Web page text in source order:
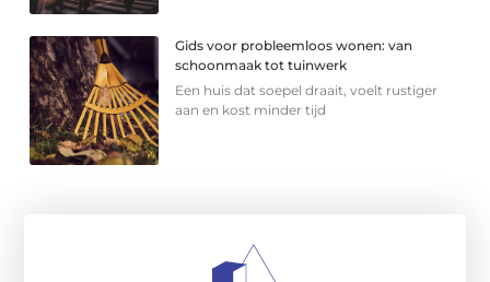
Gids voor probleemloos wonen: van
schoonmaak tot tuinwerk
Een huis dat soepel draait, voelt rustiger
aan en kost minder tijd